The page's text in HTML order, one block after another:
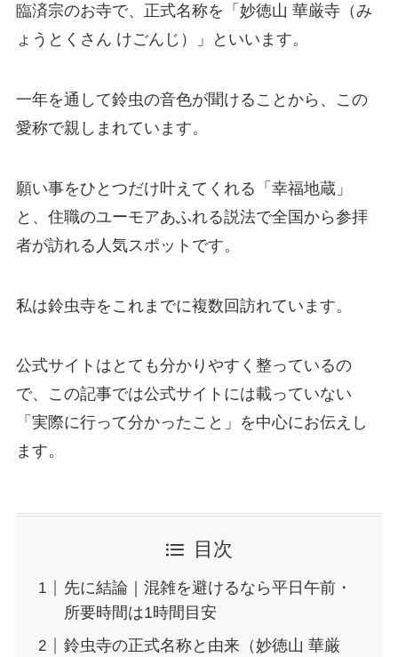
臨済宗のお寺で、正式名称を「妙徳山 華厳寺（み
ょうとくさん けごんじ）」といいます。
一年を通して鈴虫の音色が聞けることから、この
愛称で親しまれています。
願い事をひとつだけ叶えてくれる「幸福地蔵」
と、住職のユーモアあふれる説法で全国から参拝
者が訪れる人気スポットです。
私は鈴虫寺をこれまでに複数回訪れています。
公式サイトはとても分かりやすく整っているの
で、この記事では公式サイトには載っていない
「実際に行って分かったこと」を中心にお伝えし
ます。
目次
先に結論｜混雑を避けるなら平日午前・
所要時間は1時間目安
鈴虫寺の正式名称と由来（妙徳山 華厳